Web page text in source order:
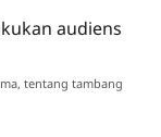
tentang tambang